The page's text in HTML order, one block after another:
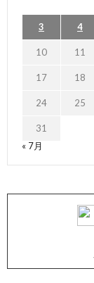
3 4
10 11
17 18
24 25
31
« 7月